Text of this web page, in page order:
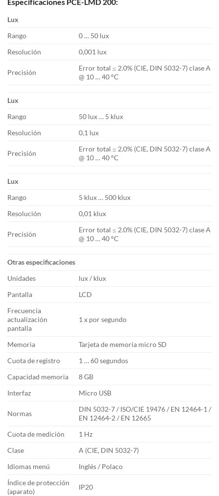
Lux
Rango
0 … 50 lux
Resolución
0,001 lux
Precisión
Error total ≤ 2.0% (CIE, DIN 5032-7) clase A
@ 10 … 40 °C
Lux
Rango
50 lux … 5 klux
Resolución
0,1 lux
Precisión
Error total ≤ 2.0% (CIE, DIN 5032-7) clase A
@ 10 … 40 °C
Lux
Rango
5 klux … 500 klux
Resolución
0,01 klux
Precisión
Error total ≤ 2.0% (CIE, DIN 5032-7) clase A
@ 10 … 40 °C
Otras especificaciones
Unidades
lux / klux
Pantalla
LCD
Frecuencia
actualización
pantalla
1 x por segundo
Memoria
Tarjeta de memoria micro SD
Cuota de registro
1 … 60 segundos
Capacidad memoria
8 GB
Interfaz
Micro USB
Normas
DIN 5032-7 / ISO/CIE 19476 / EN 12464-1 /
EN 12464-2 / EN 12665
Cuota de medición
1 Hz
Clase
A (CIE, DIN 5032-7)
Idiomas menú
Inglés / Polaco
Índice de protección
(aparato)
IP20